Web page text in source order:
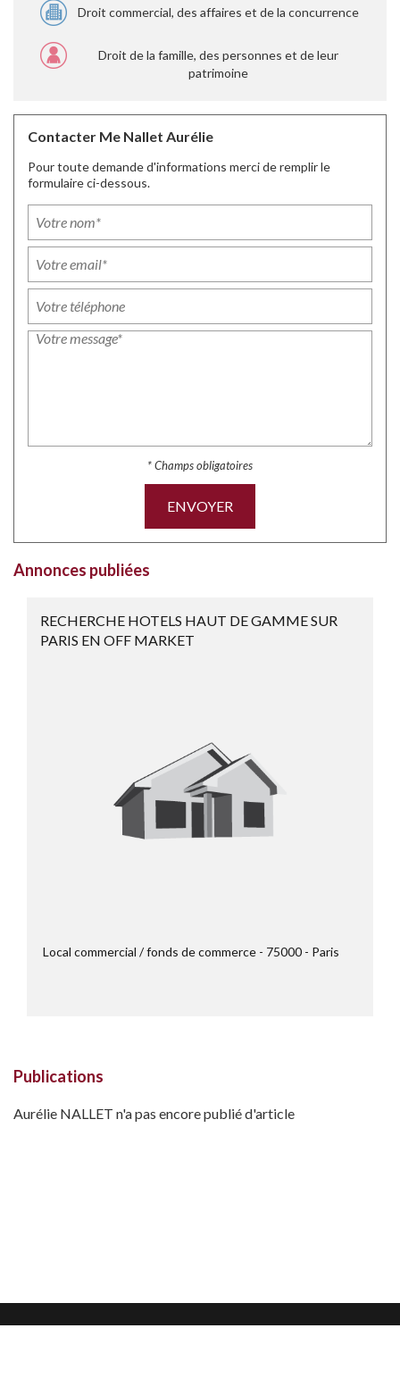
Droit commercial, des affaires et de la concurrence
Droit de la famille, des personnes et de leur
patrimoine
Contacter Me Nallet Aurélie
Pour toute demande d'informations merci de remplir le
formulaire ci-dessous.
* Champs obligatoires
ENVOYER
Annonces publiées
RECHERCHE HOTELS HAUT DE GAMME SUR
PARIS EN OFF MARKET
Local commercial / fonds de commerce 75000 Paris
Publications
Aurélie NALLET n'a pas encore publié d'article
Mentions légales